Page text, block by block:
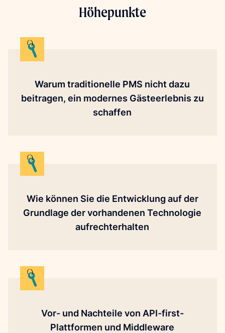
Höhepunkte
Warum traditionelle PMS nicht dazu
beitragen, ein modernes Gästeerlebnis zu
schaffen
Wie können Sie die Entwicklung auf der
Grundlage der vorhandenen Technologie
aufrechterhalten
Vor- und Nachteile von API-first-
Plattformen und Middleware